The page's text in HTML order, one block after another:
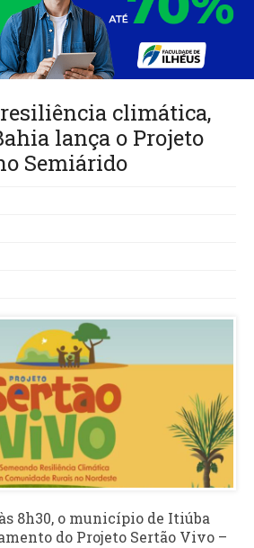
climática,
lança o Projeto
Semiárido
8h30, o município de Itiúba
do Projeto Sertão Vivo –